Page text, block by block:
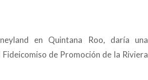
en Quintana Roo, daría una
de Promoción de la Riviera